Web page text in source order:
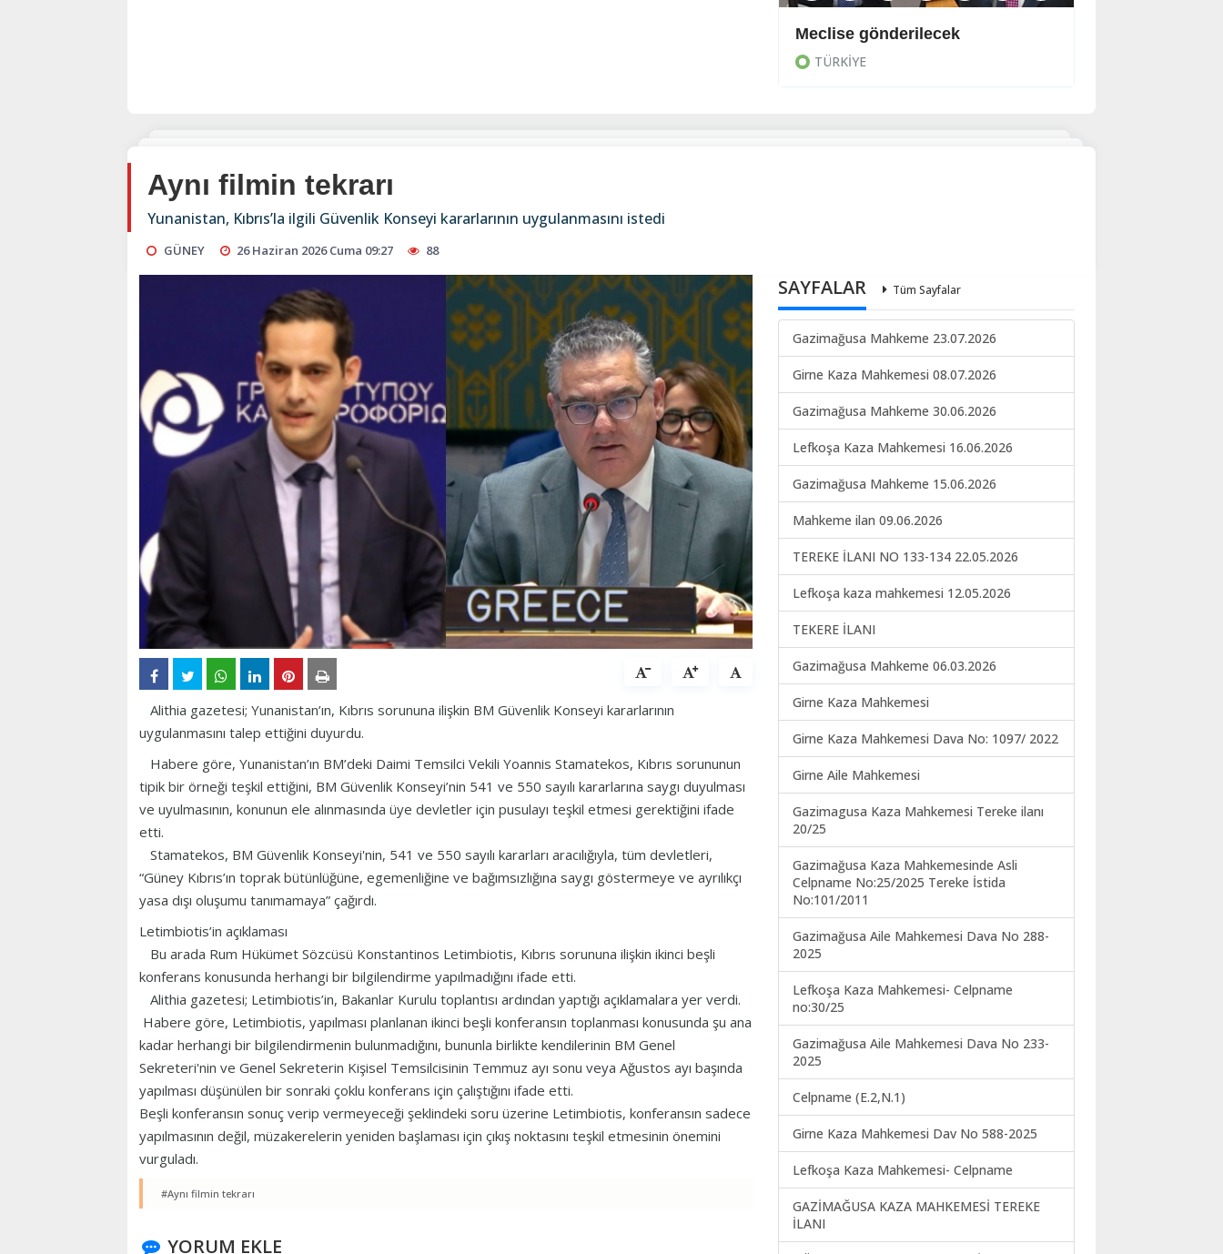
Meclise gönderilecek
TÜRKİYE
Aynı filmin tekrarı
Yunanistan, Kıbrıs’la ilgili Güvenlik Konseyi kararlarının uygulanmasını istedi
GÜNEY 26 Haziran 2026 Cuma 09:27 88
Alithia gazetesi; Yunanistan’ın, Kıbrıs sorununa ilişkin BM Güvenlik Konseyi kararlarının
uygulanmasını talep ettiğini duyurdu.
Habere göre, Yunanistan’ın BM’deki Daimi Temsilci Vekili Yoannis Stamatekos, Kıbrıs sorununun
tipik bir örneği teşkil ettiğini, BM Güvenlik Konseyi’nin 541 ve 550 sayılı kararlarına saygı duyulması
ve uyulmasının, konunun ele alınmasında üye devletler için pusulayı teşkil etmesi gerektiğini ifade
etti.
Stamatekos, BM Güvenlik Konseyi'nin, 541 ve 550 sayılı kararları aracılığıyla, tüm devletleri,
“Güney Kıbrıs’ın toprak bütünlüğüne, egemenliğine ve bağımsızlığına saygı göstermeye ve ayrılıkçı
yasa dışı oluşumu tanımamaya” çağırdı.
Letimbiotis’in açıklaması
Bu arada Rum Hükümet Sözcüsü Konstantinos Letimbiotis, Kıbrıs sorununa ilişkin ikinci beşli
konferans konusunda herhangi bir bilgilendirme yapılmadığını ifade etti.
Alithia gazetesi; Letimbiotis’in, Bakanlar Kurulu toplantısı ardından yaptığı açıklamalara yer verdi.
Habere göre, Letimbiotis, yapılması planlanan ikinci beşli konferansın toplanması konusunda şu ana
kadar herhangi bir bilgilendirmenin bulunmadığını, bununla birlikte kendilerinin BM Genel
Sekreteri'nin ve Genel Sekreterin Kişisel Temsilcisinin Temmuz ayı sonu veya Ağustos ayı başında
yapılması düşünülen bir sonraki çoklu konferans için çalıştığını ifade etti.
Beşli konferansın sonuç verip vermeyeceği şeklindeki soru üzerine Letimbiotis, konferansın sadece
yapılmasının değil, müzakerelerin yeniden başlaması için çıkış noktasını teşkil etmesinin önemini
vurguladı.
#Aynı filmin tekrarı
YORUM EKLE
SAYFALAR Tüm Sayfalar
Gazimağusa Mahkeme 23.07.2026
Girne Kaza Mahkemesi 08.07.2026
Gazimağusa Mahkeme 30.06.2026
Lefkoşa Kaza Mahkemesi 16.06.2026
Gazimağusa Mahkeme 15.06.2026
Mahkeme ilan 09.06.2026
TEREKE İLANI NO 133-134 22.05.2026
Lefkoşa kaza mahkemesi 12.05.2026
TEKERE İLANI
Gazimağusa Mahkeme 06.03.2026
Girne Kaza Mahkemesi
Girne Kaza Mahkemesi Dava No: 1097/ 2022
Girne Aile Mahkemesi
Gazimagusa Kaza Mahkemesi Tereke ilanı
20/25
Gazimağusa Kaza Mahkemesinde Asli
Celpname No:25/2025 Tereke İstida
No:101/2011
Gazimağusa Aile Mahkemesi Dava No 288-
2025
Lefkoşa Kaza Mahkemesi- Celpname
no:30/25
Gazimağusa Aile Mahkemesi Dava No 233-
2025
Celpname (E.2,N.1)
Girne Kaza Mahkemesi Dav No 588-2025
Lefkoşa Kaza Mahkemesi- Celpname
GAZİMAĞUSA KAZA MAHKEMESİ TEREKE
İLANI